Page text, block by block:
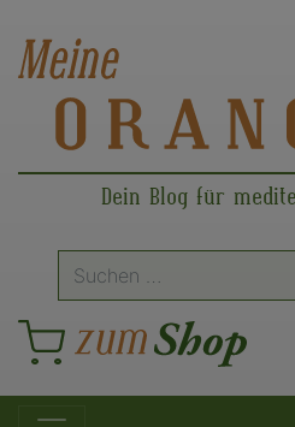
Dein Blog für
Suche
nach: